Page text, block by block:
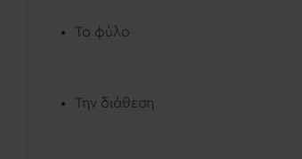
Το φύλο
Την διάθεση